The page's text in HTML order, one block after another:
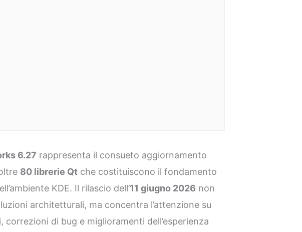
6.27 rappresenta il consueto aggiornamento
80 librerie Qt che costituiscono il fondamento
KDE. Il rilascio dell’11 giugno 2026 non
architetturali, ma concentra l’attenzione su
correzioni di bug e miglioramenti dell’esperienza